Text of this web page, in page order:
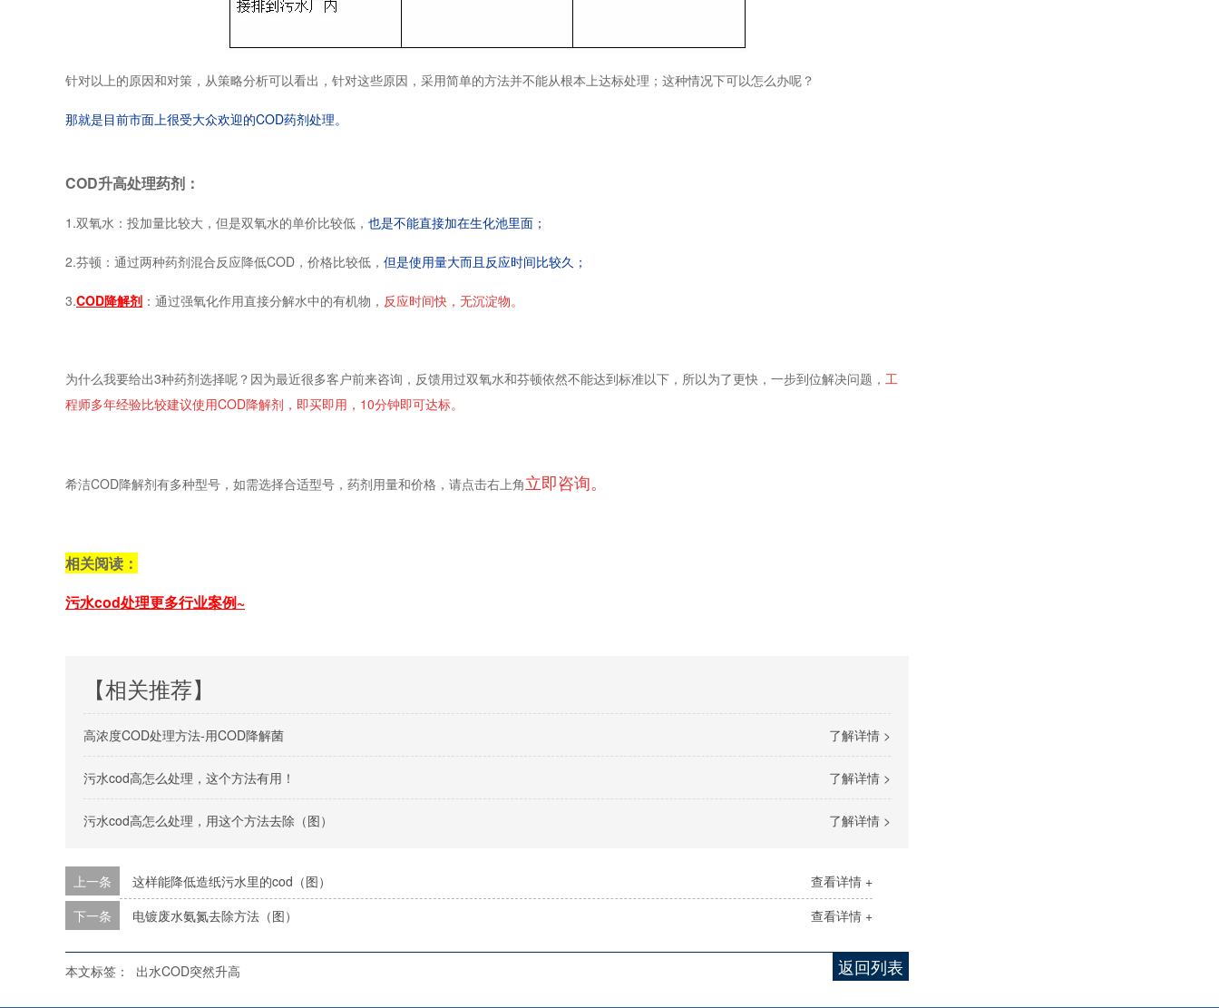
针对以上的原因和对策，从策略分析可以看出，针对这些原因，采用简单的方法并不能从根本上达标处理；这种情况下可以怎么办呢？
那就是目前市面上很受大众欢迎的COD药剂处理。
COD升高处理药剂：
1.双氧水：投加量比较大，但是双氧水的单价比较低， 也是不能直接加在生化池里面；
2.芬顿：通过两种药剂混合反应降低COD，价格比较低， 但是使用量大而且反应时间比较久；
3.COD降解剂 ：通过强氧化作用直接分解水中的有机物， 反应时间快，无沉淀物。
为什么我要给出3种药剂选择呢？因为最近很多客户前来咨询，反馈用过双氧水和芬顿依然不能达到标准以下，所以为了更快，一步到位解决问题， 工
程师多年经验比较建议使用COD降解剂，即买即用，10分钟即可达标。
希洁COD降解剂有多种型号，如需选择合适型号，药剂用量和价格，请点击右上角立即咨询。
相关阅读：
污水cod处理更多行业案例~
【相关推荐】
了解详情 >
高浓度COD处理方法-用COD降解菌
了解详情 >
污水cod高怎么处理，这个方法有用！
了解详情 >
污水cod高怎么处理，用这个方法去除（图）
查看详情 +
上一条
这样能降低造纸污水里的cod（图）
查看详情 +
下一条 电镀废水氨氮去除方法（图）
返回列表
本文标签： 出水COD突然升高